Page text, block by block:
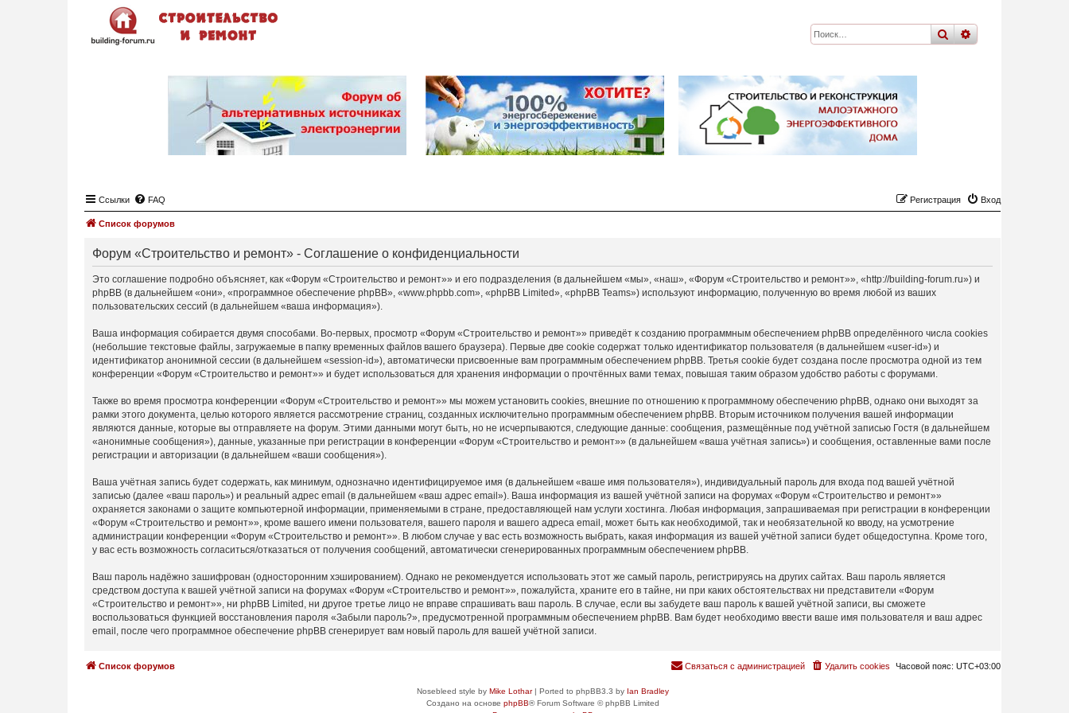
поискрасширенный
Ссылки FAQ Вход
Регистрация
Список форумов
Форум «Строительство и ремонт» - Соглашение о конфиденциальности
Это соглашение подробно объясняет, как «Форум «Строительство и ремонт»» и его подразделения (в дальнейшем «мы», «наш», «Форум «Строительство и ремонт»», «http://building-forum.ru») и
phpBB (в дальнейшем «они», «программное обеспечение phpBB», «www.phpbb.com», «phpBB Limited», «phpBB Teams») используют информацию, полученную во время любой из ваших
пользовательских сессий (в дальнейшем «ваша информация»).
Ваша информация собирается двумя способами. Во-первых, просмотр «Форум «Строительство и ремонт»» приведёт к созданию программным обеспечением phpBB определённого числа cookies
(небольшие текстовые файлы, загружаемые в папку временных файлов вашего браузера). Первые две cookie содержат только идентификатор пользователя (в дальнейшем «user-id») и
идентификатор анонимной сессии (в дальнейшем «session-id»), автоматически присвоенные вам программным обеспечением phpBB. Третья cookie будет создана после просмотра одной из тем
конференции «Форум «Строительство и ремонт»» и будет использоваться для хранения информации о прочтённых вами темах, повышая таким образом удобство работы с форумами.
Также во время просмотра конференции «Форум «Строительство и ремонт»» мы можем установить cookies, внешние по отношению к программному обеспечению phpBB, однако они выходят за
рамки этого документа, целью которого является рассмотрение страниц, созданных исключительно программным обеспечением phpBB. Вторым источником получения вашей информации
являются данные, которые вы отправляете на форум. Этими данными могут быть, но не исчерпываются, следующие данные: сообщения, размещённые под учётной записью Гостя (в дальнейшем
«анонимные сообщения»), данные, указанные при регистрации в конференции «Форум «Строительство и ремонт»» (в дальнейшем «ваша учётная запись») и сообщения, оставленные вами после
регистрации и авторизации (в дальнейшем «ваши сообщения»).
Ваша учётная запись будет содержать, как минимум, однозначно идентифицируемое имя (в дальнейшем «ваше имя пользователя»), индивидуальный пароль для входа под вашей учётной
записью (далее «ваш пароль») и реальный адрес email (в дальнейшем «ваш адрес email»). Ваша информация из вашей учётной записи на форумах «Форум «Строительство и ремонт»»
охраняется законами о защите компьютерной информации, применяемыми в стране, предоставляющей нам услуги хостинга. Любая информация, запрашиваемая при регистрации в конференции
«Форум «Строительство и ремонт»», кроме вашего имени пользователя, вашего пароля и вашего адреса email, может быть как необходимой, так и необязательной ко вводу, на усмотрение
администрации конференции «Форум «Строительство и ремонт»». В любом случае у вас есть возможность выбрать, какая информация из вашей учётной записи будет общедоступна. Кроме того,
у вас есть возможность согласиться/отказаться от получения сообщений, автоматически сгенерированных программным обеспечением phpBB.
Ваш пароль надёжно зашифрован (односторонним хэшированием). Однако не рекомендуется использовать этот же самый пароль, регистрируясь на других сайтах. Ваш пароль является
средством доступа к вашей учётной записи на форумах «Форум «Строительство и ремонт»», пожалуйста, храните его в тайне, ни при каких обстоятельствах ни представители «Форум
«Строительство и ремонт»», ни phpBB Limited, ни другое третье лицо не вправе спрашивать ваш пароль. В случае, если вы забудете ваш пароль к вашей учётной записи, вы сможете
воспользоваться функцией восстановления пароля «Забыли пароль?», предусмотренной программным обеспечением phpBB. Вам будет необходимо ввести ваше имя пользователя и ваш адрес
email, после чего программное обеспечение phpBB сгенерирует вам новый пароль для вашей учётной записи.
Список форумов Часовой пояс: UTC+03:00
Удалить cookies
Связаться с администрацией
Nosebleed style by Mike Lothar| Ported to phpBB3.3 by Ian Bradley
Создано на основе phpBB® Forum Software © phpBB Limited